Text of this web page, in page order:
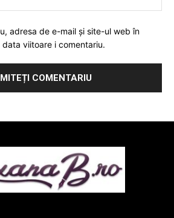
adresa de e-mail și site-ul web în
viitoare i comentariu.